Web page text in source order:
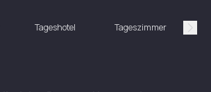
Tageshotel Tageszimmer